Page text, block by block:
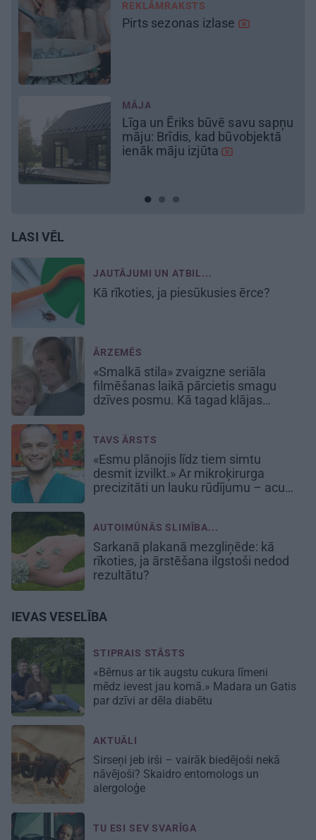
DEKO DISKUSIJAS
Cik maksā dizainers un –
BŪVĒJAM NO JAUNA
Būvējam koka māju Siguldā:
sienu un griestu apdares
risinājumi, grīdas segumi un
LASI VĒL
JAUTĀJUMI UN ATBIL...
Kā rīkoties, ja piesūkusies ērce?
ĀRZEMĒS
«Smalkā stila» zvaigzne seriāla
filmēšanas laikā pārcietis smagu
dzīves posmu. Kā tagad klājas
TAVS ĀRSTS
«Esmu plānojis līdz tiem simtu
desmit izvilkt.» Ar mikroķirurga
precizitāti un lauku rūdījumu – acu
AUTOIMŪNĀS SLIMĪBA...
Sarkanā plakanā mezgliņēde: kā
rīkoties, ja ārstēšana ilgstoši nedod
rezultātu?
IEVAS VESELĪBA
STIPRAIS STĀSTS
«Bērnus ar tik augstu cukura līmeni
mēdz ievest jau komā.» Madara un Gatis
par dzīvi ar dēla diabētu
AKTUĀLI
Sirseņi jeb irši – vairāk biedējoši nekā
nāvējoši? Skaidro entomologs un
alergoloģe
TU ESI SEV SVARĪGA